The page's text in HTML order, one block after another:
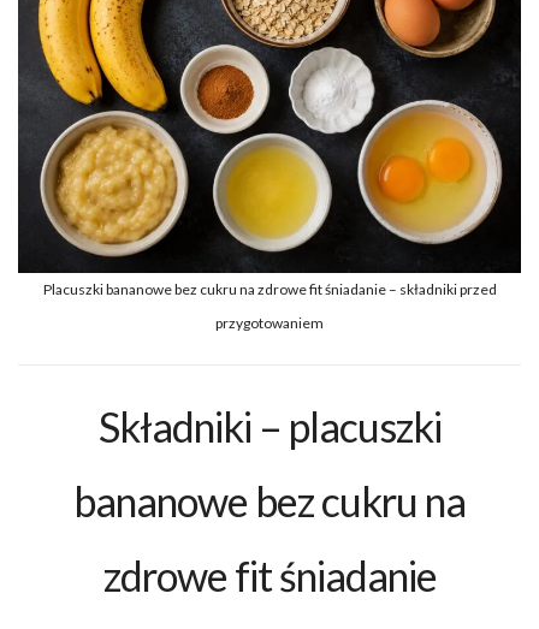
Placuszki bananowe bez cukru na zdrowe fit śniadanie – składniki przed
przygotowaniem
Składniki – placuszki
bananowe bez cukru na
zdrowe fit śniadanie